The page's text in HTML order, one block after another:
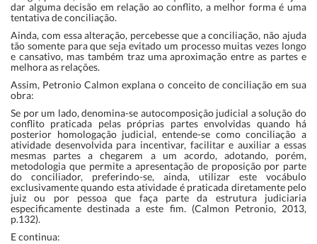
dar alguma decisão em relação ao conflito, a melhor forma é uma
tentativa de conciliação.
Ainda, com essa alteração, percebesse que a conciliação, não ajuda
tão somente para que seja evitado um processo muitas vezes longo
e cansativo, mas também traz uma aproximação entre as partes e
melhora as relações.
Assim, Petronio Calmon explana o conceito de conciliação em sua
obra:
Se por um lado, denomina-se autocomposição judicial a solução do
conflito praticada pelas próprias partes envolvidas quando há
posterior homologação judicial, entende-se como conciliação a
atividade desenvolvida para incentivar, facilitar e auxiliar a essas
mesmas partes a chegarem a um acordo, adotando, porém,
metodologia que permite a apresentação de proposição por parte
do conciliador, preferindo-se, ainda, utilizar este vocábulo
exclusivamente quando esta atividade é praticada diretamente pelo
juiz ou por pessoa que faça parte da estrutura judiciaria
especificamente destinada a este fim. (Calmon Petronio, 2013,
p.132).
E continua: